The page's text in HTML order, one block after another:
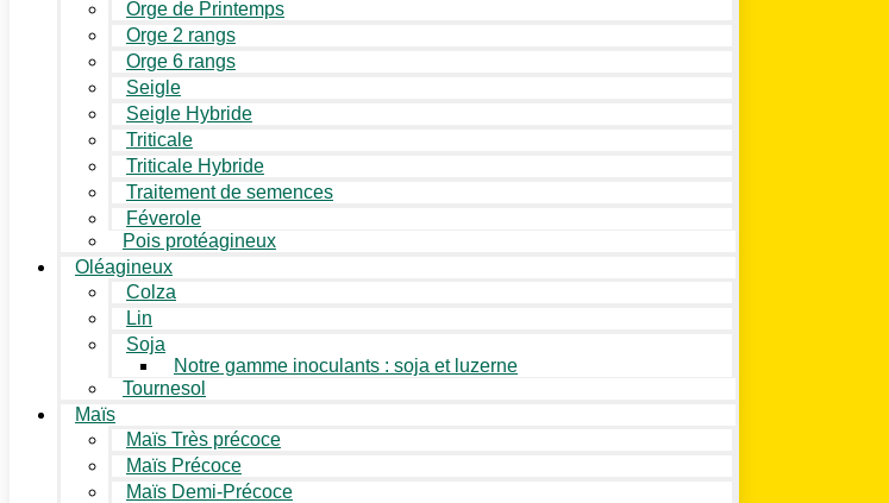
Orge de Printemps
Orge 2 rangs
Orge 6 rangs
Seigle
Seigle Hybride
Triticale
Triticale Hybride
Traitement de semences
Féverole
Pois protéagineux
Oléagineux
Colza
Lin
Soja
Notre gamme inoculants : soja et luzerne
Tournesol
Maïs
Maïs Très précoce
Maïs Précoce
Maïs Demi-Précoce